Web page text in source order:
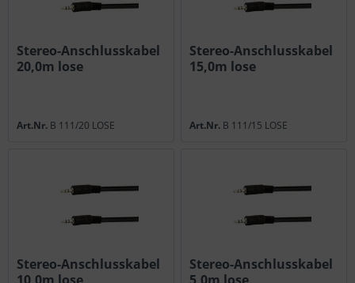
Stereo-Anschlusskabel
20,0m lose
Art.Nr. B 111/20 LOSE
Stereo-Anschlusskabel
15,0m lose
Art.Nr. B 111/15 LOSE
Stereo-Anschlusskabel
Stereo-Anschlusskabel